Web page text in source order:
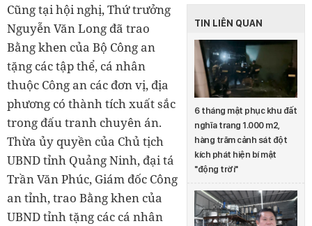
TIN LIÊN QUAN
6 tháng mật phục khu đất
nghĩa trang 1.000 m2,
hàng trăm cảnh sát đột
kích phát hiện bí mật
"động trời"
Cũng tại hội nghị, Thứ trưởng
Nguyễn Văn Long đã trao
Bằng khen của Bộ Công an
tặng các tập thể, cá nhân
thuộc Công an các đơn vị, địa
phương có thành tích xuất sắc
trong đấu tranh chuyên án.
Thừa ủy quyền của Chủ tịch
UBND tỉnh Quảng Ninh, đại tá
Trần Văn Phúc, Giám đốc Công
an tỉnh, trao Bằng khen của
UBND tỉnh tặng các cá nhân